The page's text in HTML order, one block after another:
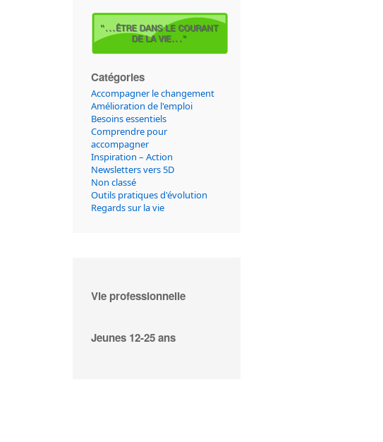
Catégories
Accompagner le changement
Amélioration de l'emploi
Besoins essentiels
Comprendre pour
accompagner
Inspiration – Action
Newsletters vers 5D
Non classé
Outils pratiques d'évolution
Regards sur la vie
Vie professionnelle
Jeunes 12-25 ans